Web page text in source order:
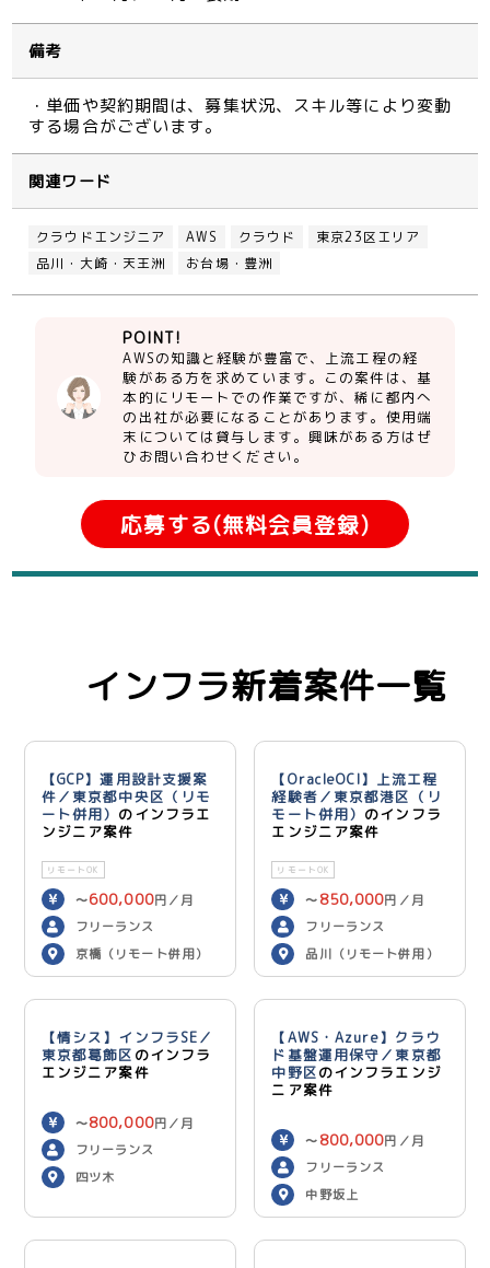
備考
・単価や契約期間は、募集状況、スキル等により変動
する場合がございます。
関連ワード
クラウドエンジニア AWS クラウド
東京23区エリア
品川・大崎・天王洲
お台場・豊洲
POINT!
AWSの知識と経験が豊富で、上流工程の経
験がある方を求めています。この案件は、基
本的にリモートでの作業ですが、稀に都内へ
の出社が必要になることがあります。使用端
末については貸与します。興味がある方はぜ
ひお問い合わせください。
応募する(無料会員登録)
インフラ新着案件一覧
【GCP】運用設計支援案
件／東京都中央区（リモ
ート併用） のインフラエ
ンジニア案件
リモートOK
〜600,000円／月
フリーランス
京橋（リモート併用）
【OracleOCI】上流工程
経験者／東京都港区（リ
モート併用） のインフラ
エンジニア案件
リモートOK
〜 850,000円／月
フリーランス
品川（リモート併用）
【情シス】インフラSE／
東京都葛飾区 のインフラ
エンジニア案件
〜800,000円／月
フリーランス
四ツ木
【AWS・Azure】クラウ
ド基盤運用保守／東京都
中野区のインフラエンジ
ニア案件
〜 800,000円／月
フリーランス
中野坂上